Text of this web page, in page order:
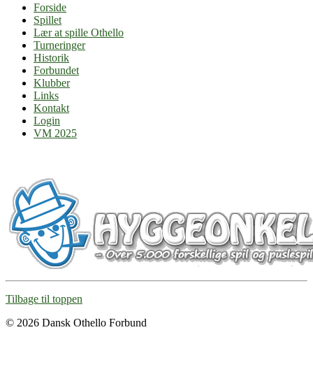
Forside
Spillet
Lær at spille Othello
Turneringer
Historik
Forbundet
Klubber
Links
Kontakt
Login
VM 2025
Tilbage til toppen
© 2026 Dansk Othello Forbund